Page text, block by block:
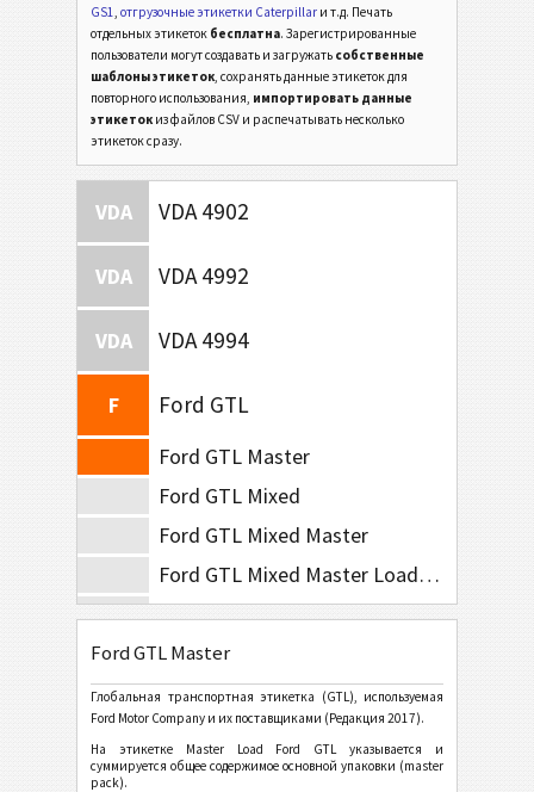
GS1, отгрузочные этикетки Caterpillar и т.д. Печать
отдельных этикеток бесплатна. Зарегистрированные
пользователи могут создавать и загружать собственные
шаблоны этикеток, сохранять данные этикеток для
повторного использования, импортировать данные
этикеток из файлов CSV и распечатывать несколько
этикеток сразу.
VDA VDA 4902
VDA VDA 4992
VDA VDA 4994
F Ford GTL
Ford GTL Master
Ford GTL Mixed
Ford GTL Mixed Master
Ford GTL Mixed Master Load List
Ford GTL Container A5
Ford GTL Container (Half Height 210x74)
AIAG
Этикетки AIAG
Ford GTL Master
Глобальная транспортная этикетка (GTL), используемая
Ford Motor Company и их поставщиками (Редакция 2017).
На этикетке Master Load Ford GTL указывается и
суммируется общее содержимое основной упаковки (master
pack).